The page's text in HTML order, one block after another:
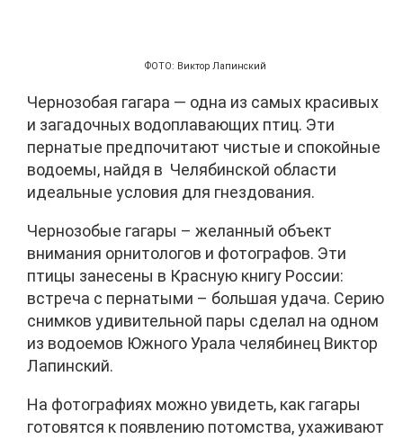
ФОТО: Виктор Лапинский
Чернозобая гагара — одна из самых красивых
и загадочных водоплавающих птиц. Эти
пернатые предпочитают чистые и спокойные
водоемы, найдя в Челябинской области
идеальные условия для гнездования.
Чернозобые гагары – желанный объект
внимания орнитологов и фотографов. Эти
птицы занесены в Красную книгу России:
встреча с пернатыми – большая удача. Серию
снимков удивительной пары сделал на одном
из водоемов Южного Урала челябинец Виктор
Лапинский.
На фотографиях можно увидеть, как гагары
готовятся к появлению потомства, ухаживают